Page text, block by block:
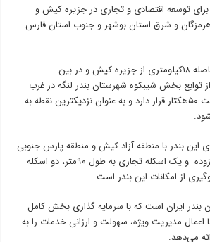
برای توسعه اقتصادی و تجاری در جزیره کیش و
و شرق استان بوشهر و جنوب استان فارس
وی افزود: بندر آفتاب در فاصله ۱۸کیلومتری از جزیره کیش و در بین
توابع بخش شیبکوه شهرستان بندر لنگه در غرب
استان هرمزگان، با مساحت ۵۰هکتار قرار دارد و به عنوان نزدیکترین نقطه به
این بندر با منطقه آزاد کیش و منطقه پارس جنوبی
بر اهمیت اقتصادی آن افزوده و یک اسکله تجاری به طول ۹۰متر، دو اسکله
از امکانات این بندر است.
بندر ایران است که با سرمایه گذاری بخش کامل
مدیریت ویژه، سهولت و ارزانی خدمات را به
می‌دهد.